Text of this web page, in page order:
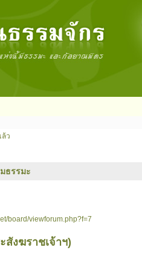
ว
ธรรมะ
board/viewforum.php?f=7
สังฆราชเจ้าฯ)